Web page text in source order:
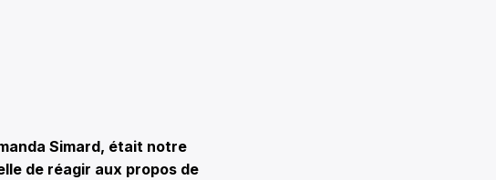
Simard, était notre
de réagir aux propos de